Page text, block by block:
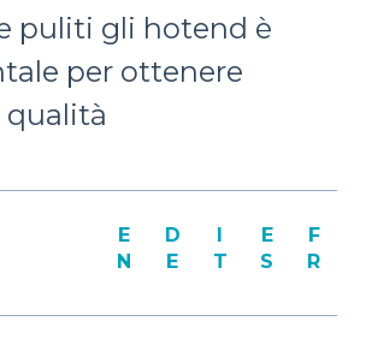
puliti gli hotend è
per ottenere
E
N
D
E
I
T
E
S
F
R